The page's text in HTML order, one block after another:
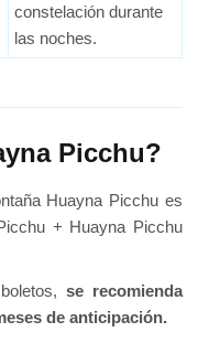
constelación durante
las noches.
Picchu?
Huayna Picchu es
+ Huayna Picchu
se recomienda
de anticipación.